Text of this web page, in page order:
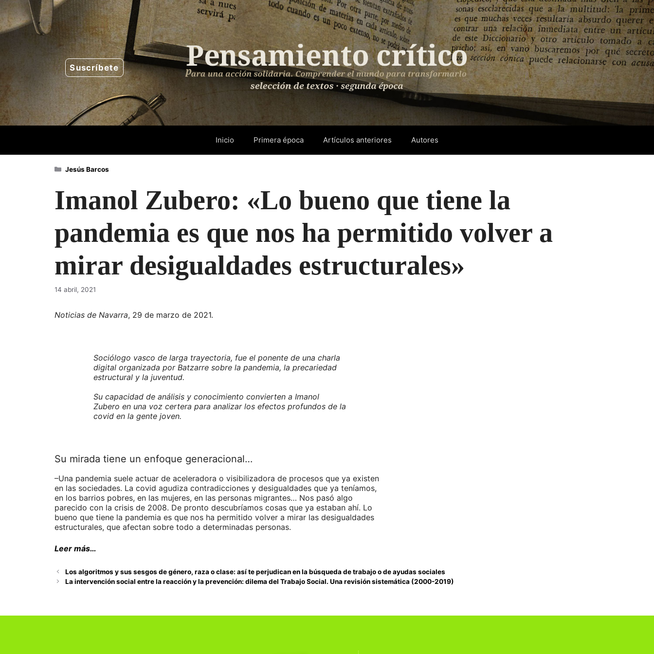
Saltar
al
contenido
Suscríbete
Inicio Primera época Artículos anteriores Autores
Imanol Zubero: «Lo bueno que tiene la
pandemia es que nos ha permitido volver a
mirar desigualdades estructurales»
14 abril, 2021
Noticias de Navarra, 29 de marzo de 2021.
Sociólogo vasco de larga trayectoria, fue el ponente de una charla
digital organizada por Batzarre sobre la pandemia, la precariedad
estructural y la juventud.
Su capacidad de análisis y conocimiento convierten a Imanol
Zubero en una voz certera para analizar los efectos profundos de la
covid en la gente joven.
Su mirada tiene un enfoque generacional…
–Una pandemia suele actuar de aceleradora o visibilizadora de procesos que ya existen
en las sociedades. La covid agudiza contradicciones y desigualdades que ya teníamos,
en los barrios pobres, en las mujeres, en las personas migrantes… Nos pasó algo
parecido con la crisis de 2008. De pronto descubríamos cosas que ya estaban ahí. Lo
bueno que tiene la pandemia es que nos ha permitido volver a mirar las desigualdades
estructurales, que afectan sobre todo a determinadas personas.
Leer más…
Categorías
Jesús Barcos
Los algoritmos y sus sesgos de género, raza o clase: así te perjudican en la búsqueda de trabajo o de ayudas sociales
La intervención social entre la reacción y la prevención: dilema del Trabajo Social. Una revisión sistemática (2000-­2019)